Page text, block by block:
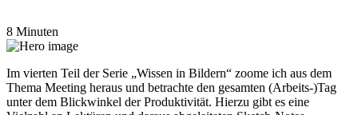
8 Minuten
Im vierten Teil der Serie „Wissen in Bildern“ zoome ich aus dem
Thema Meeting heraus und betrachte den gesamten (Arbeits-)Tag
unter dem Blickwinkel der Produktivität. Hierzu gibt es eine